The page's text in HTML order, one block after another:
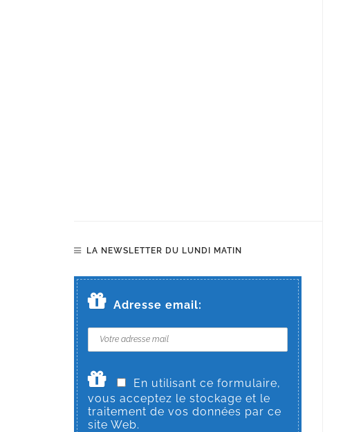
LA NEWSLETTER DU LUNDI MATIN
Adresse email:
En utilisant ce formulaire,
vous acceptez le stockage et le
traitement de vos données par ce
site Web.